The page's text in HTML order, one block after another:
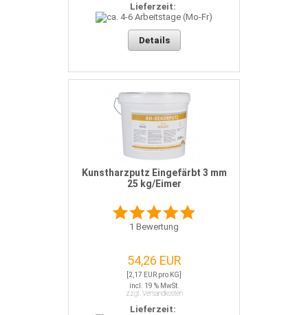
Lieferzeit:
Details
Kunstharzputz Eingefärbt 3 mm
25 kg/Eimer
1 Bewertung
54,26 EUR
[2,17 EUR pro KG]
incl. 19 % MwSt.
zzgl. Versandkosten
Lieferzeit: